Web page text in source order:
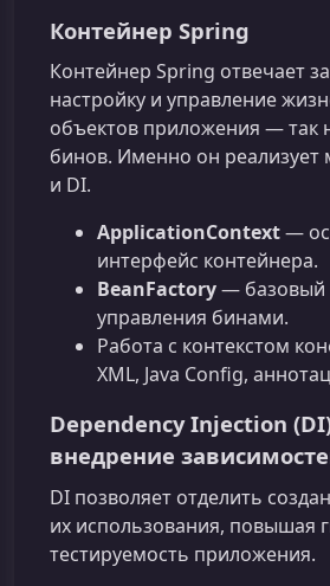
Контейнер Spring
Контейнер Spring отвечает
настройку и управление
объектов приложения — так
бинов. Именно он реализует
и DI.
ApplicationContext—
интерфейс контейнера.
BeanFactory— базовый
управления бинами.
Работа с контекстом
XML, Java Config,
Dependency Injection
внедрение
DI позволяет отделить
их использования, повышая
тестируемость приложения.